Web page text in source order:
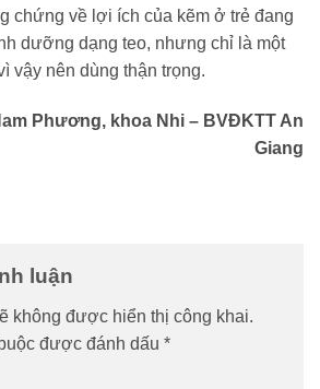
chứng về lợi ích của kẽm ở trẻ đang
dưỡng dạng teo, nhưng chỉ là một
vậy nên dùng thận trọng.
Phương, khoa Nhi – BVĐKTT An
Giang
luận
không được hiển thị công khai.
được đánh dấu *